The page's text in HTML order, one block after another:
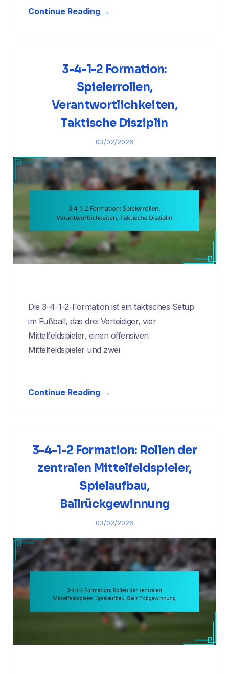
Continue Reading →
3-4-1-2 Formation:
Spielerrollen,
Verantwortlichkeiten,
Taktische Disziplin
03/02/2026
Die 3-4-1-2-Formation ist ein taktisches Setup
im Fußball, das drei Verteidiger, vier
Mittelfeldspieler, einen offensiven
Mittelfeldspieler und zwei
Continue Reading →
3-4-1-2 Formation: Rollen der
zentralen Mittelfeldspieler,
Spielaufbau,
Ballrückgewinnung
03/02/2026